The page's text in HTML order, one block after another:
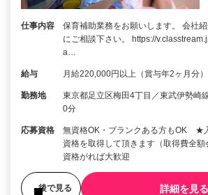
仕事内容
保育補助業務をお願いします。 会社
にご相談下さい。 https://
a…
給与 月給220,000円以上（賞与年2ヶ月分）
勤務地
東京都足立区梅田4丁目／東武伊勢崎
0分
応募資格
無資格OK・ブランクある方もOK ★
資格を取得して頂きます（取得費全
資格がれば大歓迎
後で見る 詳細を見る